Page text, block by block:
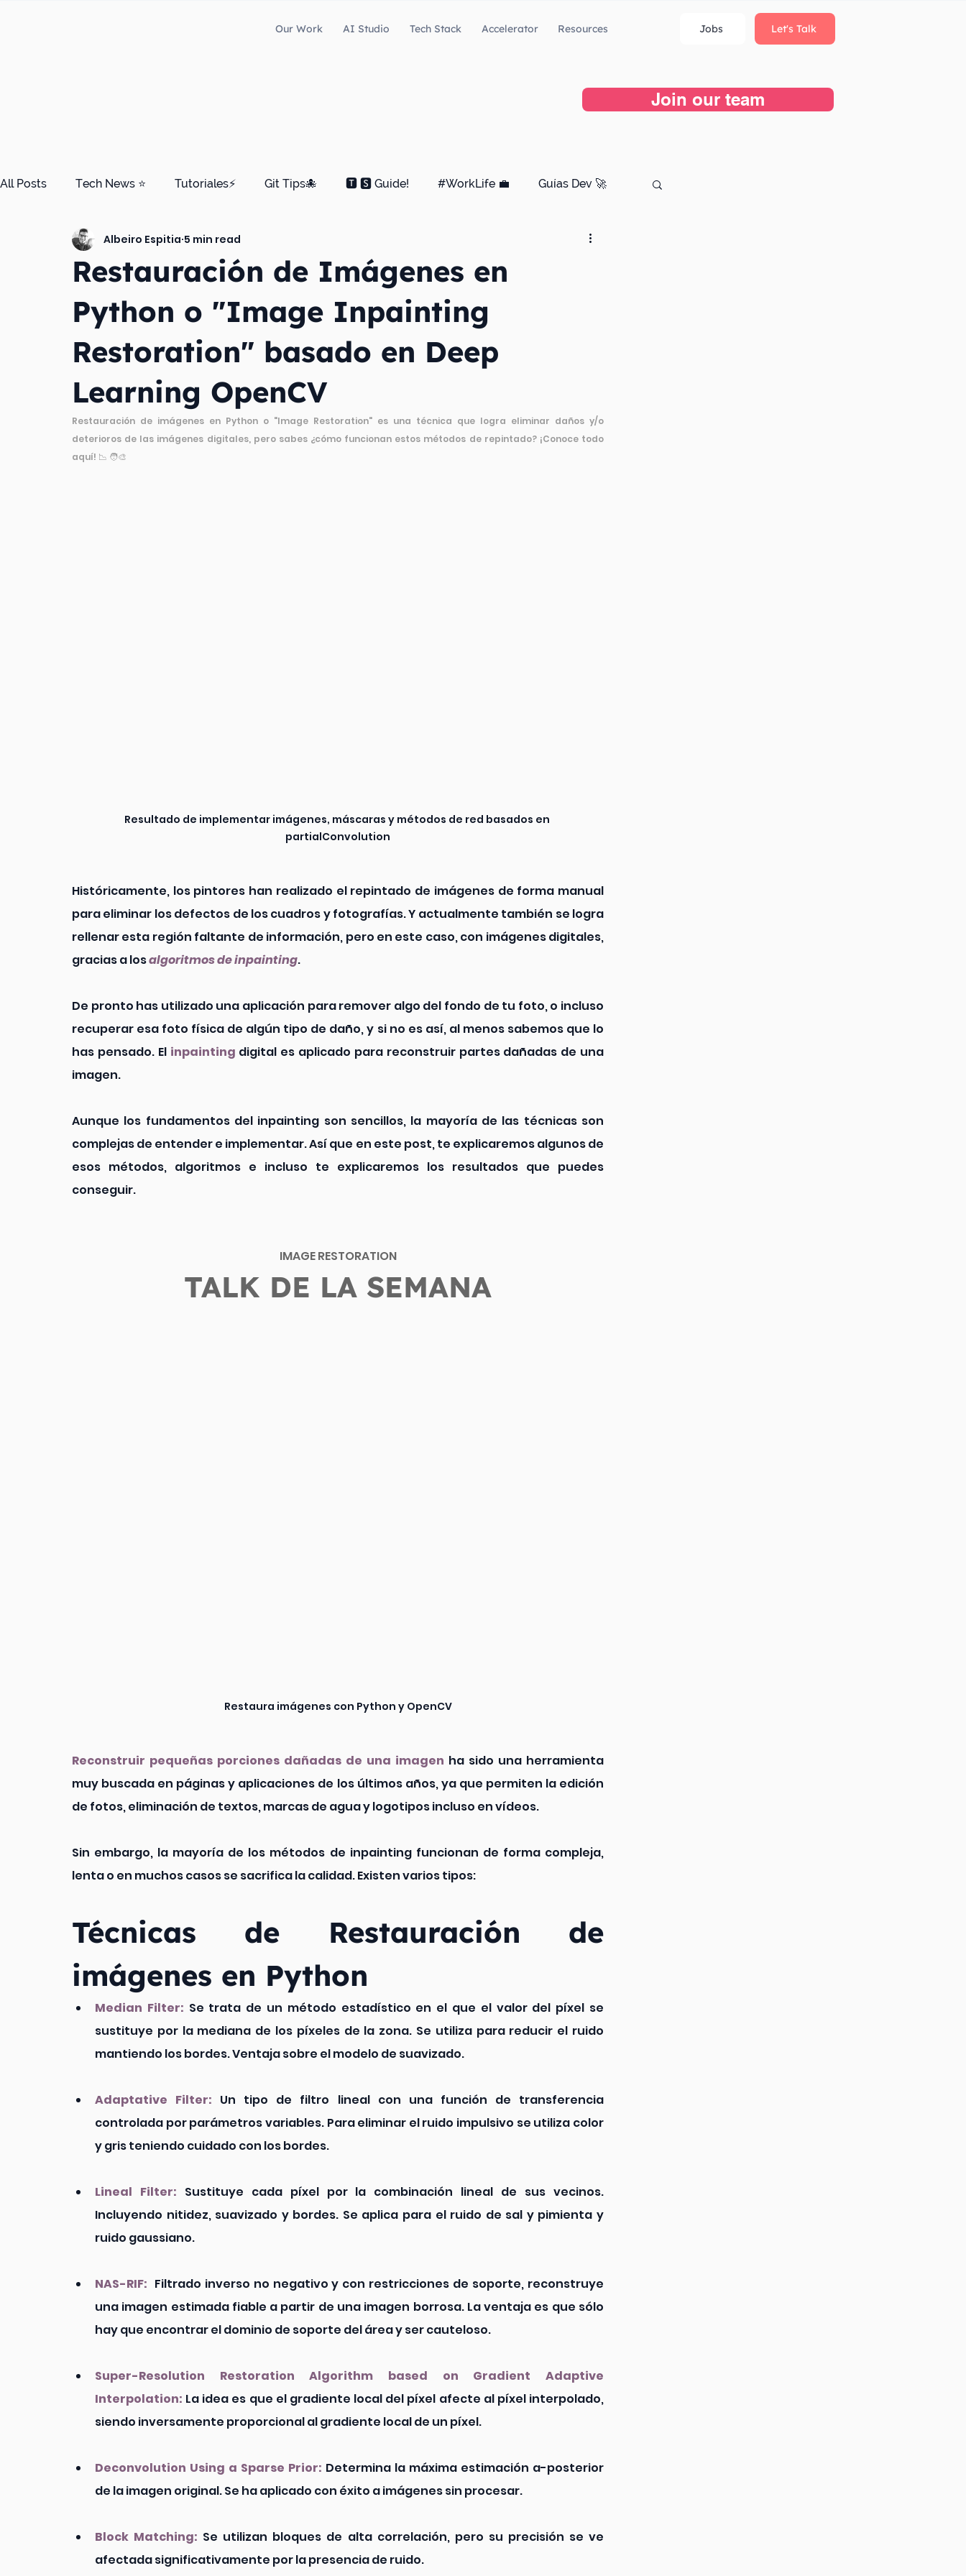
Our Work AI Studio Tech Stack Accelerator Resources Jobs Let's Talk
Join our team
All Posts Tech News ⭐ Tutoriales⚡ Git Tips🐙 🆃 🆂 Guide! #WorkLife 💼 Guías Dev 🚀
Edición Final 🎄
Restauración de Imágenes en
Python o "Image Inpainting
Restoration" basado en Deep
Learning OpenCV
Albeiro Espitia 5 min read
Restauración de imágenes en Python o "Image Restoration" es una técnica que logra eliminar daños y/o
deterioros de las imágenes digitales, pero sabes ¿cómo funcionan estos métodos de repintado? ¡Conoce todo
aquí! 📉 🧑‍🎨
Resultado de implementar imágenes, máscaras y métodos de red basados en
partialConvolution
Históricamente, los pintores han realizado el repintado de imágenes de forma manual
para eliminar los defectos de los cuadros y fotografías. Y actualmente también se logra
rellenar esta región faltante de información, pero en este caso, con imágenes digitales,
gracias a los algoritmos de inpainting.
De pronto has utilizado una aplicación para remover algo del fondo de tu foto, o incluso
recuperar esa foto física de algún tipo de daño, y si no es así, al menos sabemos que lo
has pensado. El inpainting digital es aplicado para reconstruir partes dañadas de una
imagen.
Aunque los fundamentos del inpainting son sencillos, la mayoría de las técnicas son
complejas de entender e implementar. Así que en este post, te explicaremos algunos de
esos métodos, algoritmos e incluso te explicaremos los resultados que puedes
conseguir.
IMAGE RESTORATION
TALK DE LA SEMANA
Restaura imágenes con Python y OpenCV
Reconstruir pequeñas porciones dañadas de una imagen ha sido una herramienta
muy buscada en páginas y aplicaciones de los últimos años, ya que permiten la edición
de fotos, eliminación de textos, marcas de agua y logotipos incluso en vídeos.
Sin embargo, la mayoría de los métodos de inpainting funcionan de forma compleja,
lenta o en muchos casos se sacrifica la calidad. Existen varios tipos:
Técnicas de Restauración de
imágenes en Python
Median Filter: Se trata de un método estadístico en el que el valor del píxel se
sustituye por la mediana de los píxeles de la zona. Se utiliza para reducir el ruido
mantiendo los bordes. Ventaja sobre el modelo de suavizado.
Adaptative Filter: Un tipo de filtro lineal con una función de transferencia
controlada por parámetros variables. Para eliminar el ruido impulsivo se utiliza color
y gris teniendo cuidado con los bordes.
Lineal Filter: Sustituye cada píxel por la combinación lineal de sus vecinos.
Incluyendo nitidez, suavizado y bordes. Se aplica para el ruido de sal y pimienta y
ruido gaussiano.
NAS-RIF:
  Filtrado inverso no negativo y con restricciones de soporte, reconstruye
una imagen estimada fiable a partir de una imagen borrosa. La ventaja es que sólo
hay que encontrar el dominio de soporte del área y ser cauteloso.
Super-Resolution Restoration Algorithm based on Gradient Adaptive
Interpolation: La idea es que el gradiente local del píxel afecte al píxel interpolado,
siendo inversamente proporcional al gradiente local de un píxel.
Deconvolution Using a Sparse Prior: Determina la máxima estimación a-posterior
de la imagen original. Se ha aplicado con éxito a imágenes sin procesar.
Block Matching: Se utilizan bloques de alta correlación, pero su precisión se ve
afectada significativamente por la presencia de ruido.